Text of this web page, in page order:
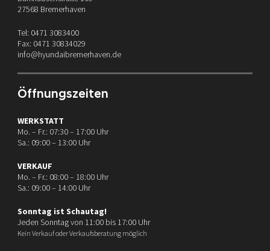
27568 Bremerhaven
Tel: 0471 3083400
Fax: 0471 30834029
info@hyundaibremerhaven.de
Öffnungszeiten
WERKSTATT
Mo. – Fr.: 07:30 – 17:00 Uhr
Sa.: 09:00 – 13:00 Uhr
VERKAUF
Mo. – Fr.: 08:00 – 18:00 Uhr
Sa.: 09:00 – 14:00 Uhr
Sonntag ist Schautag!
Jeden Sonntag von 11:00 bis 17:00 Uhr
Kein Verkauf oder Verkaufsberatung möglich